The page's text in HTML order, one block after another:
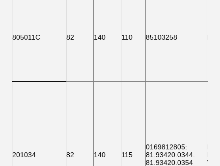
805011C 82 140 110 85103258 F
201034 82 140 115
0169812805:
81.93420.0344:
81.93420.0354
F